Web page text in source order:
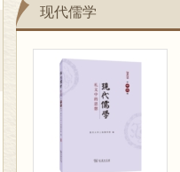
现代儒学